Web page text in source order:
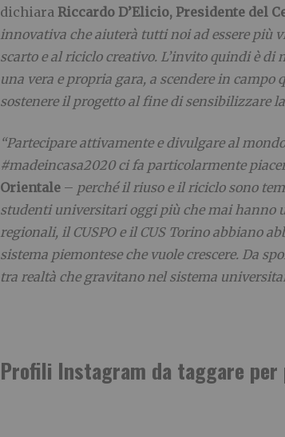
dichiara Riccardo D’Elicio, Presidente del
innovativa che aiuterà tutti noi ad essere più
scarto e al riciclo creativo. L’invito quindi è
una vera e propria gara, a scendere in
sostenere il progetto al fine di sensibilizzare
“Partecipare attivamente e divulgare al
#madeincasa2020 ci fa particolarmente
Orientale – perché il riuso e il riciclo sono
studenti universitari oggi più che mai hanno
regionali, il CUSPO e il CUS Torino abbiano
sistema piemontese che vuole crescere. Da
tra realtà che gravitano nel sistema
Profili Instagram da taggare per